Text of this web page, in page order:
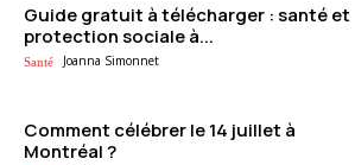
Guide gratuit à télécharger : santé et
protection sociale à...
Santé Joanna Simonnet
Comment célébrer le 14 juillet à
Montréal ?